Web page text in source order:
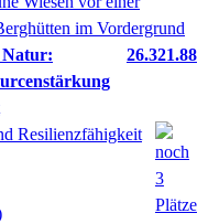
Natur:
26.321.88
Resilienzfähigkeit